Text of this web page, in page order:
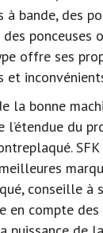
à bande, des
ponceuses
offre ses
et
la bonne
l’étendue du
conseille à
en compte